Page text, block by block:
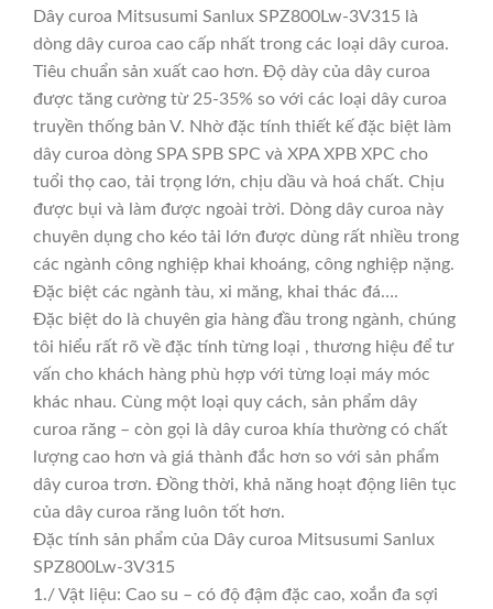
Dây curoa Mitsusumi Sanlux SPZ800Lw-3V315 là
dòng dây curoa cao cấp nhất trong các loại dây curoa.
Tiêu chuẩn sản xuất cao hơn. Độ dày của dây curoa
được tăng cường từ 25-35% so với các loại dây curoa
truyền thống bản V. Nhờ đặc tính thiết kế đặc biệt làm
dây curoa dòng SPA SPB SPC và XPA XPB XPC cho
tuổi thọ cao, tải trọng lớn, chịu dầu và hoá chất. Chịu
được bụi và làm được ngoài trời. Dòng dây curoa này
chuyên dụng cho kéo tải lớn được dùng rất nhiều trong
các ngành công nghiệp khai khoáng, công nghiệp nặng.
Đặc biệt các ngành tàu, xi măng, khai thác đá….
Đặc biệt do là chuyên gia hàng đầu trong ngành, chúng
tôi hiểu rất rõ về đặc tính từng loại , thương hiệu để tư
vấn cho khách hàng phù hợp với từng loại máy móc
khác nhau. Cùng một loại quy cách, sản phẩm dây
curoa răng – còn gọi là dây curoa khía thường có chất
lượng cao hơn và giá thành đắc hơn so với sản phẩm
dây curoa trơn. Đồng thời, khả năng hoạt động liên tục
của dây curoa răng luôn tốt hơn.
Đặc tính sản phẩm của Dây curoa Mitsusumi Sanlux
SPZ800Lw-3V315
1./ Vật liệu: Cao su – có độ đậm đặc cao, xoắn đa sợi